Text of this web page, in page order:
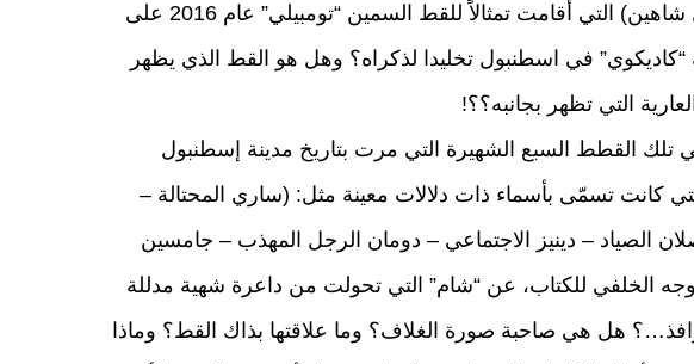
لإرادة الله”؟ وتلك النحاتة التركية (سيوال شاهين) التي أقامت تمثالاً للقط السمين “تومبيلي” عام 2016 على
في اسطنبول تخليدا لذكراه؟ وهل هو القط الذي يظهر
التي تظهر بجانبه؟؟!
القطط السبع الشهيرة التي مرت بتاريخ مدينة إسطنبول
كانت تسمّى بأسماء ذات دلالات معينة مثل: (ساري المحتالة –
الصياد – دينيز الاجتماعي – دومان الرجل المهذب – جامسين
الخلفي للكتاب، عن “شام” التي تحولت من داعرة شهية مدللة
هل هي صاحبة صورة الغلاف؟ وما علاقتها بذاك القط؟ وماذا